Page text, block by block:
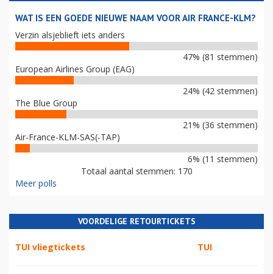
WAT IS EEN GOEDE NIEUWE NAAM VOOR AIR FRANCE-KLM?
Verzin alsjeblieft iets anders
47% (81 stemmen)
European Airlines Group (EAG)
24% (42 stemmen)
The Blue Group
21% (36 stemmen)
Air-France-KLM-SAS(-TAP)
6% (11 stemmen)
Totaal aantal stemmen: 170
Meer polls
VOORDELIGE RETOURTICKETS
TUI vliegtickets TUI